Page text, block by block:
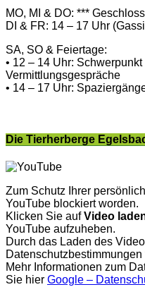
MO, MI & DO: ***
DI & FR: 14 – 17 Uhr
SA, SO & Feiertage:
• 12 – 14 Uhr:
Vermittlungsgespräche
• 14 – 17 Uhr:
Die Tierherberge
Zum Schutz Ihrer
YouTube blockiert worden.
Klicken Sie aufVideo
YouTube aufzuheben.
Durch das Laden des
Datenschutzbestimmungen
Mehr Informationen zum
Sie hier Google –